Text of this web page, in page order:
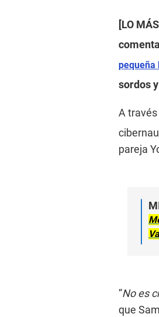
[LO
pequeña
sordos
A
pareja
“No es
que